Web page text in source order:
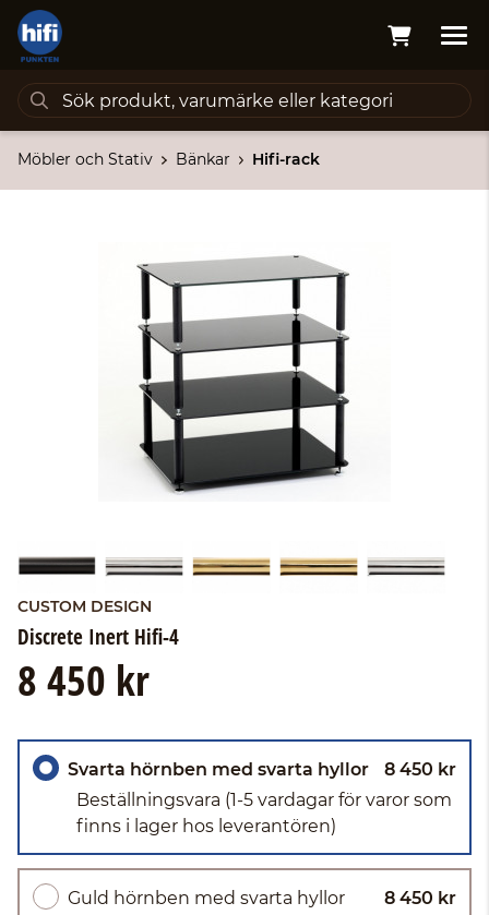
Möbler och Stativ Bänkar Hifi-rack
CUSTOM DESIGN
Discrete Inert Hifi-4
8 450 kr
Svarta hörnben med svarta hyllor
8 450 kr
Beställningsvara (1-5 vardagar för varor som
finns i lager hos leverantören)
Guld hörnben med svarta hyllor
8 450 kr